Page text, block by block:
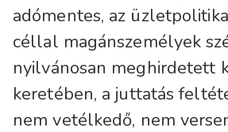
adómentes, az
céllal magánszemélyek
nyilvánosan meghirdetett
keretében, a juttatás
nem vetélkedő, nem